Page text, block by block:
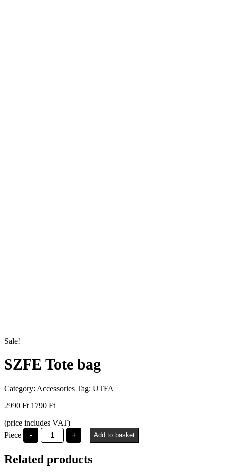
Sale!
SZFE Tote bag
Category: Accessories Tag: UTFA
2990Ft Original
was:
2990 Ft.
1790 FtCurrent
is:
1790 Ft.
(price includes VAT)
Piece
-
SZFE
Tote
quantity
+ Add to basket
Related products